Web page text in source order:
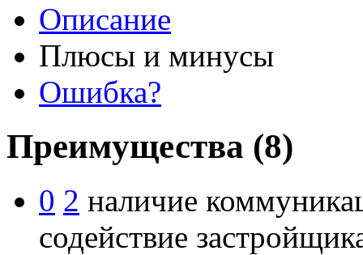
Описание
Плюсы и минусы
Ошибка?
Преимущества (8)
0 2 наличие
содействие